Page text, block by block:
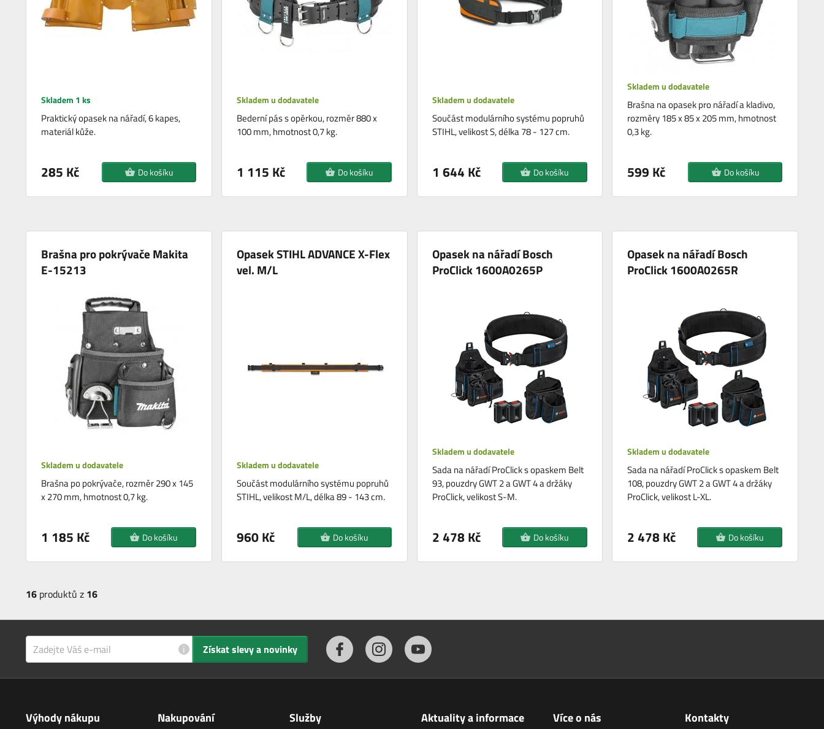
Skladem 1 ks
Praktický opasek na nářadí, 6 kapes,
materiál kůže.
285 Kč Do košíku
Skladem u dodavatele
Bederní pás s opěrkou, rozměr 880 x
100 mm, hmotnost 0,7 kg.
1 115 Kč Do košíku
Skladem u dodavatele
Součást modulárního systému popruhů
STIHL, velikost S, délka 78 - 127 cm.
1 644 Kč Do košíku
Skladem u dodavatele
Brašna na opasek pro nářadí a kladivo,
rozměry 185 x 85 x 205 mm, hmotnost
0,3 kg.
599 Kč Do košíku
Brašna pro pokrývače Makita
E-15213
Skladem u dodavatele
Brašna po pokrývače, rozměr 290 x 145
x 270 mm, hmotnost 0,7 kg.
1 185 Kč Do košíku
Opasek STIHL ADVANCE X-Flex
vel. M/L
Skladem u dodavatele
Součást modulárního systému popruhů
STIHL, velikost M/L, délka 89 - 143 cm.
960 Kč Do košíku
Opasek na nářadí Bosch
ProClick 1600A0265P
Skladem u dodavatele
Sada na nářadí ProClick s opaskem Belt
93, pouzdry GWT 2 a GWT 4 a držáky
ProClick, velikost S-M.
2 478 Kč Do košíku
Opasek na nářadí Bosch
ProClick 1600A0265R
Skladem u dodavatele
Sada na nářadí ProClick s opaskem Belt
108, pouzdry GWT 2 a GWT 4 a držáky
ProClick, velikost L-XL.
2 478 Kč Do košíku
16 produktů z 16
i Získat slevy a novinky
Výhody nákupu Nakupování Služby Aktuality a informace Více o nás Kontakty